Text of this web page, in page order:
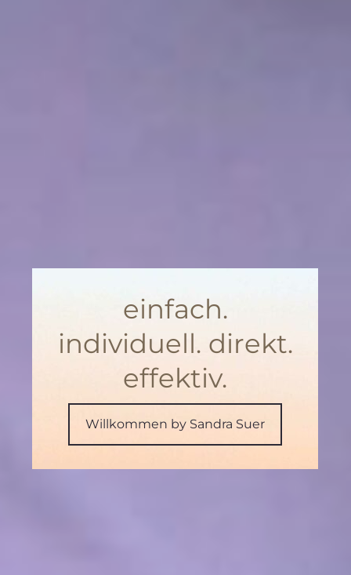
einfach.
individuell. direkt.
effektiv.
Willkommen by Sandra Suer